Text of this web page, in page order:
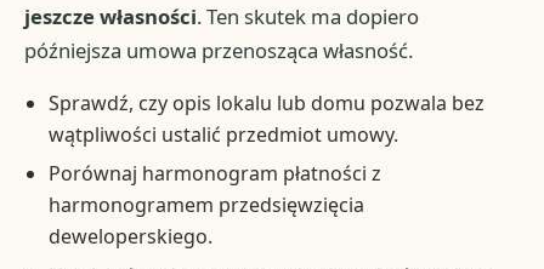
jeszcze własności. Ten skutek ma dopiero
późniejsza umowa przenosząca własność.
Sprawdź, czy opis lokalu lub domu pozwala bez
wątpliwości ustalić przedmiot umowy.
Porównaj harmonogram płatności z
harmonogramem przedsięwzięcia
deweloperskiego.